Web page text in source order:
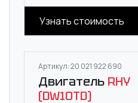
Узнать стоимость
Артикул: 20 021 922 690
Двигатель RHY
(DW10TD)